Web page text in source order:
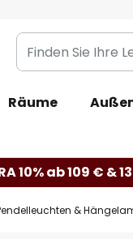
Finden
Sie
Leuchte...
Räume
10% ab 109 € &
&